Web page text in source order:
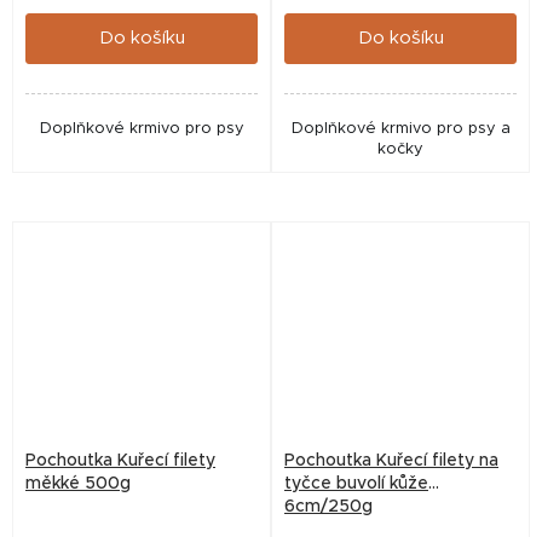
cena:
Do košíku
Doplňkové krmivo pro psy
cena:
Do košíku
Doplňkové krmivo pro psy a
kočky
Pochoutka Kuřecí filety
měkké 500g
Pochoutka Kuřecí filety na
tyčce buvolí kůže
6cm/250g